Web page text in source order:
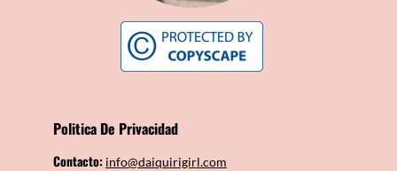
Politica De Privacidad
Contacto: info@daiquirigirl.com